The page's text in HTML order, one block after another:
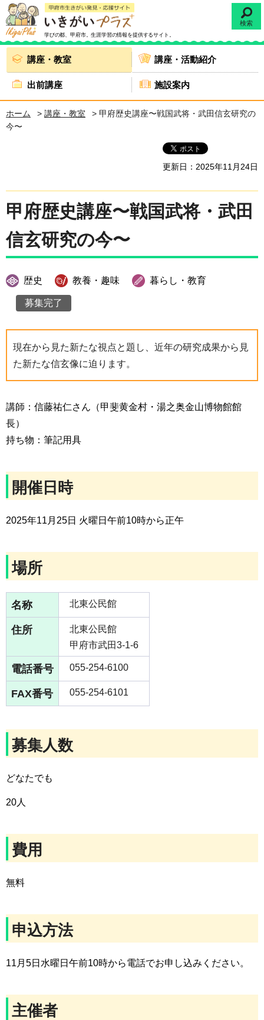
学びの都、甲府市。生涯学習の情報を提供するサイト。
検索
講座・教室 講座・活動紹介
出前講座 施設案内
ホーム > 講座・教室
> 甲府歴史講座〜戦国武将・武田信玄研究の
今〜
更新日：2025年11月24日
甲府歴史講座〜戦国武将・武田
信玄研究の今〜
歴史 教養・趣味 暮らし・教育
募集完了
現在から見た新たな視点と題し、近年の研究成果から見
た新たな信玄像に迫ります。
講師：信藤祐仁さん（甲斐黄金村・湯之奥金山博物館館
長）
持ち物：筆記用具
開催日時
2025年11月25日 火曜日午前10時から正午
場所
名称 北東公民館
住所
北東公民館
甲府市武田3-1-6
電話番号 055-254-6100
FAX番号 055-254-6101
募集人数
どなたでも
20人
費用
無料
申込方法
11月5日水曜日午前10時から電話でお申し込みください。
主催者